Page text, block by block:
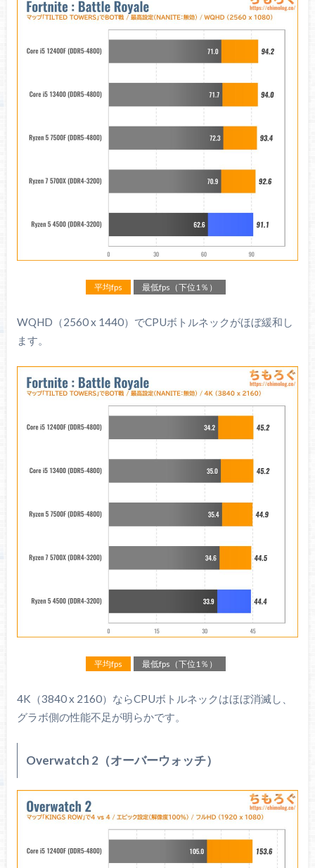
平均fps 最低fps（下位1％）
WQHD（2560 x 1440）でCPUボトルネックがほぼ緩和し
ます。
平均fps 最低fps（下位1％）
4K（3840 x 2160）ならCPUボトルネックはほぼ消滅し、
グラボ側の性能不足が明らかです。
Overwatch 2（オーバーウォッチ）